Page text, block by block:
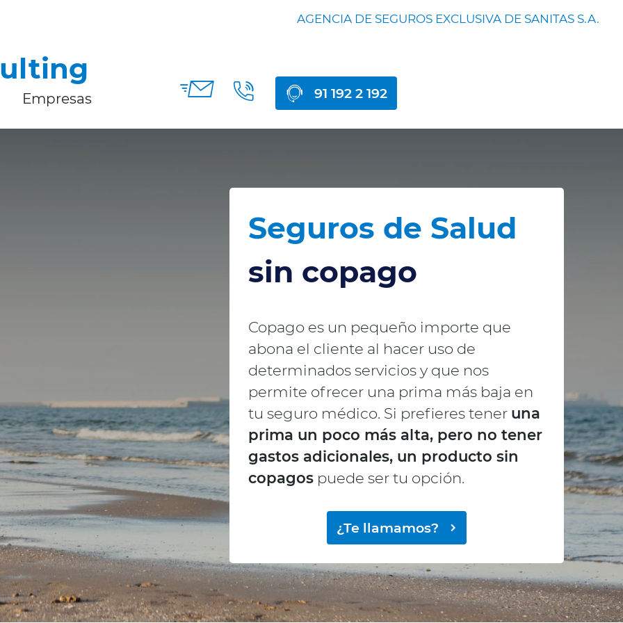
AGENCIA DE SEGUROS EXCLUSIVA DE SANITAS S.A.
Empresas 91 192 2 192
Seguros de Salud
sin copago
Copago es un pequeño importe que
abona el cliente al hacer uso de
determinados servicios y que nos
permite ofrecer una prima más baja en
tu seguro médico. Si prefieres tener una
prima un poco más alta, pero no tener
gastos adicionales, un producto sin
copagos puede ser tu opción.
¿Te llamamos?